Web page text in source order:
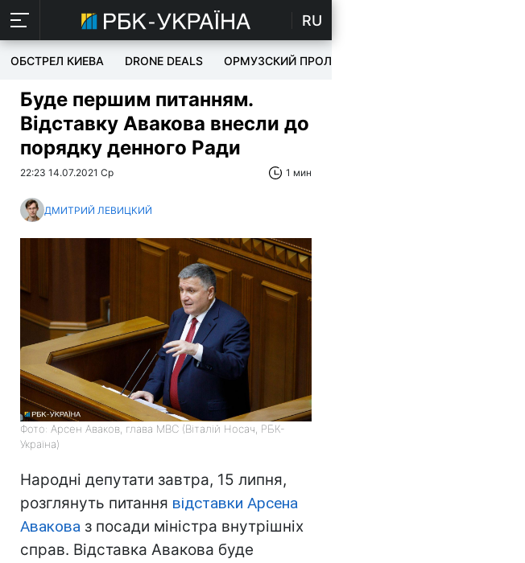
RU
ОБСТРЕЛ КИЕВА DRONE DEALS ОРМУЗСКИЙ ПРОЛИВ
Буде першим питанням.
Відставку Авакова внесли до
порядку денного Ради
22:23 14.07.2021 Ср 1 мин
ДМИТРИЙ ЛЕВИЦКИЙ
Фото: Арсен Аваков, глава МВС (Віталій Носач, РБК-
Україна)
Народні депутати завтра, 15 липня,
розглянуть питання відставки Арсена
Авакова з посади міністра внутрішніх
справ. Відставка Авакова буде